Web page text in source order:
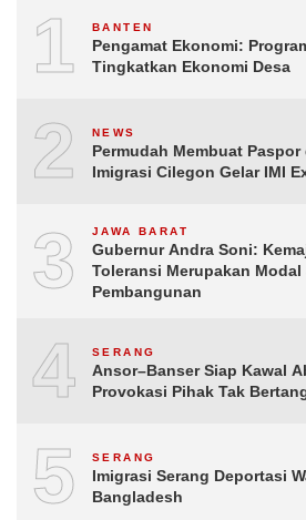
1 BANTEN
Pengamat Ekonomi:
Tingkatkan Ekonomi Desa
2 NEWS
Permudah Membuat
Imigrasi Cilegon Gelar IMI
3 JAWA BARAT
Gubernur Andra Soni:
Toleransi Merupakan Modal
Pembangunan
4 SERANG
Ansor–Banser Siap Kawal
Provokasi Pihak Tak
5 SERANG
Imigrasi Serang Deportasi
Bangladesh